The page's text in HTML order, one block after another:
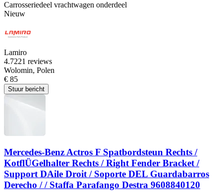
Carrosseriedeel vrachtwagen onderdeel
Nieuw
Lamiro
4.7221 reviews
Wolomin, Polen
€ 85
Stuur bericht
Mercedes-Benz Actros F Spatbordsteun Rechts /
KotflÜGelhalter Rechts / Right Fender Bracket /
Support DAile Droit / Soporte DEL Guardabarros
Derecho / / Staffa Parafango Destra 9608840120